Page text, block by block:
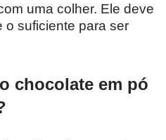
uma colher. Ele deve
o suficiente para ser
chocolate em pó